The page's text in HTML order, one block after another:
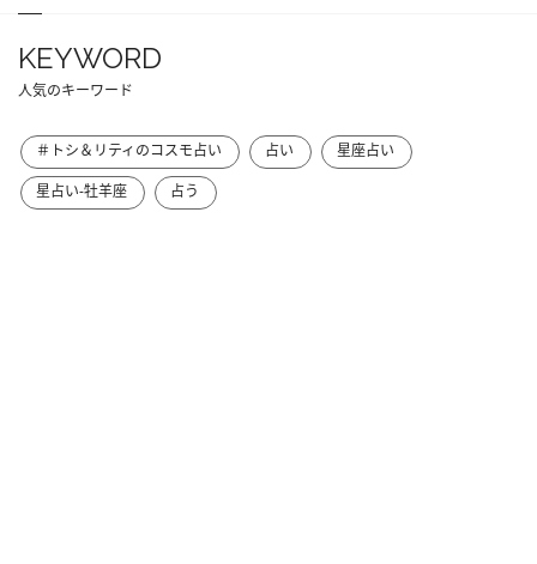
KEYWORD
人気のキーワード
＃トシ＆リティのコスモ占い 占い
星座占い
星占い-牡羊座
占う